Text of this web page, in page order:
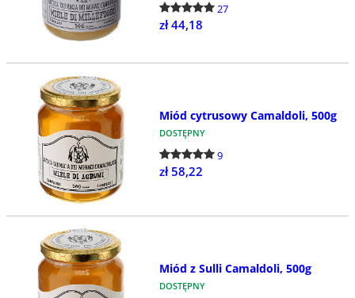
27
zł 44,18
Miód cytrusowy Camaldoli, 500g
DOSTĘPNY
9
zł 58,22
Miód z Sulli Camaldoli, 500g
DOSTĘPNY